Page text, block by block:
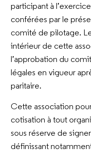
participant à
conférées par le
comité de pilotage.
intérieur de cette
l’approbation du
légales en vigueur
paritaire.
Cette association
cotisation à tout
sous réserve de
définissant